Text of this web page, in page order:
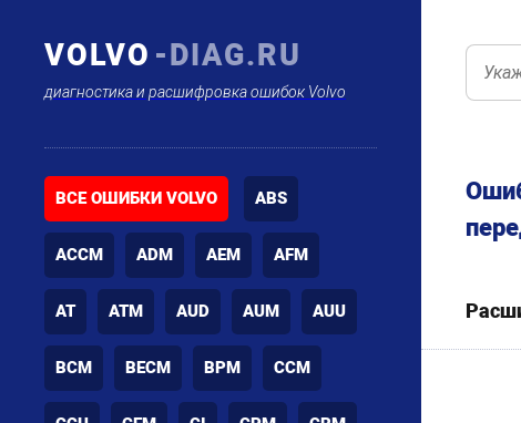
VOLVO -DIAG.RU
диагностика и расшифровка ошибок Volvo
ВСЕ ОШИБКИ VOLVO ABS
ACCM ADM AEM AFM
AT ATM AUD AUM AUU
BCM BECM BPM CCM